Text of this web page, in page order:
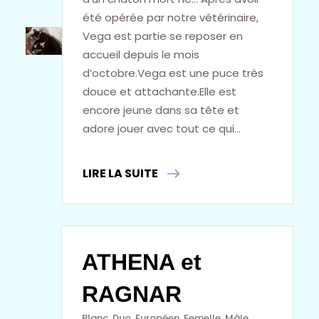
été opérée par notre vétérinaire,
Vega est partie se reposer en
accueil depuis le mois
d’octobre.Vega est une puce très
douce et attachante.Elle est
encore jeune dans sa tête et
adore jouer avec tout ce qui…
LIRE LA SUITE
ATHENA et
RAGNAR